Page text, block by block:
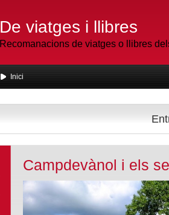
De viatges i llibres
Recomanacions de viatges o llibres
Inici
Campdevànol i els